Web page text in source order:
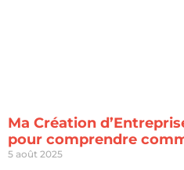
Ma Création
pour comprendre
5 août 2025